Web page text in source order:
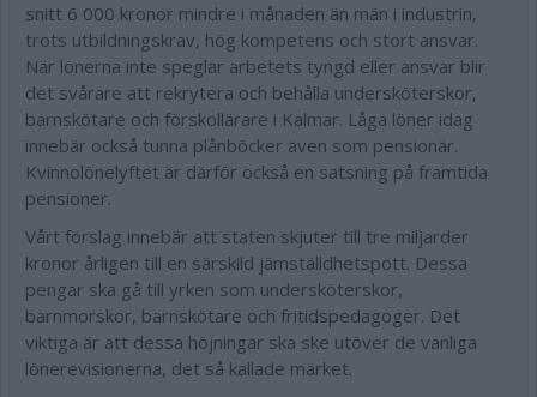
snitt 6 000 kronor mindre i månaden än män i industrin,
trots utbildningskrav, hög kompetens och stort ansvar.
När lönerna inte speglar arbetets tyngd eller ansvar blir
det svårare att rekrytera och behålla undersköterskor,
barnskötare och förskollärare i Kalmar. Låga löner idag
innebär också tunna plånböcker även som pensionär.
Kvinnolönelyftet är därför också en satsning på framtida
pensioner.
Vårt förslag innebär att staten skjuter till tre miljarder
kronor årligen till en särskild jämställdhetspott. Dessa
pengar ska gå till yrken som undersköterskor,
barnmorskor, barnskötare och fritidspedagoger. Det
viktiga är att dessa höjningar ska ske utöver de vanliga
lönerevisionerna, det så kallade märket.